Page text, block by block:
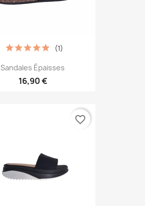
Sandales Épaisses
16,90 €
(1)
favorite_border